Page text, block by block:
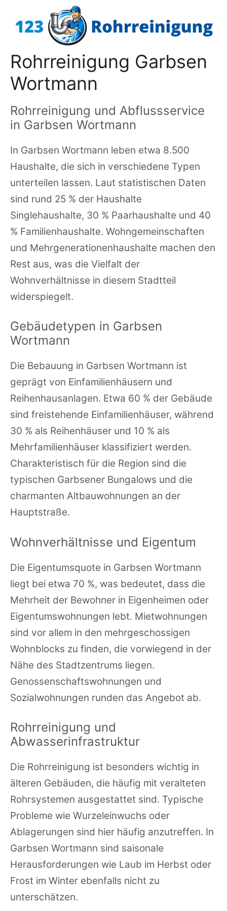
Inhalt
Rohrreinigung Garbsen
Wortmann
Rohrreinigung und Abflussservice
in Garbsen Wortmann
In Garbsen Wortmann leben etwa 8.500
Haushalte, die sich in verschiedene Typen
unterteilen lassen. Laut statistischen Daten
sind rund 25 % der Haushalte
Singlehaushalte, 30 % Paarhaushalte und 40
% Familienhaushalte. Wohngemeinschaften
und Mehrgenerationenhaushalte machen den
Rest aus, was die Vielfalt der
Wohnverhältnisse in diesem Stadtteil
widerspiegelt.
Gebäudetypen in Garbsen
Wortmann
Die Bebauung in Garbsen Wortmann ist
geprägt von Einfamilienhäusern und
Reihenhausanlagen. Etwa 60 % der Gebäude
sind freistehende Einfamilienhäuser, während
30 % als Reihenhäuser und 10 % als
Mehrfamilienhäuser klassifiziert werden.
Charakteristisch für die Region sind die
typischen Garbsener Bungalows und die
charmanten Altbauwohnungen an der
Hauptstraße.
Wohnverhältnisse und Eigentum
Die Eigentumsquote in Garbsen Wortmann
liegt bei etwa 70 %, was bedeutet, dass die
Mehrheit der Bewohner in Eigenheimen oder
Eigentumswohnungen lebt. Mietwohnungen
sind vor allem in den mehrgeschossigen
Wohnblocks zu finden, die vorwiegend in der
Nähe des Stadtzentrums liegen.
Genossenschaftswohnungen und
Sozialwohnungen runden das Angebot ab.
Rohrreinigung und
Abwasserinfrastruktur
Die Rohrreinigung ist besonders wichtig in
älteren Gebäuden, die häufig mit veralteten
Rohrsystemen ausgestattet sind. Typische
Probleme wie Wurzeleinwuchs oder
Ablagerungen sind hier häufig anzutreffen. In
Garbsen Wortmann sind saisonale
Herausforderungen wie Laub im Herbst oder
Frost im Winter ebenfalls nicht zu
unterschätzen.